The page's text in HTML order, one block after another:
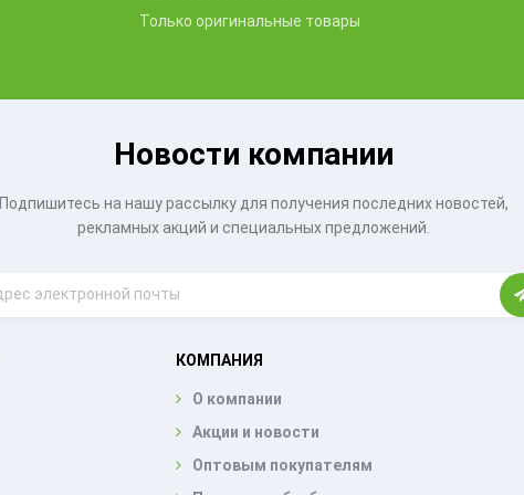
Только оригинальные товары
Новости компании
Подпишитесь на нашу рассылку для получения последних новостей,
рекламных акций и специальных предложений.
КОМПАНИЯ
О компании
Акции и новости
Оптовым покупателям